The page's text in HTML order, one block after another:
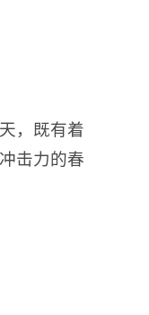
，既有着
击力的春